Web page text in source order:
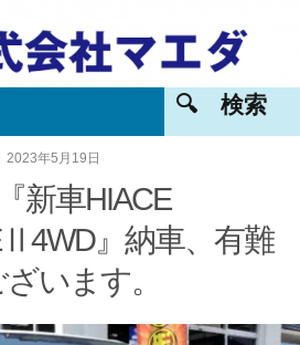
2023年5月19日
新車HIACE
』納車、有難
います。